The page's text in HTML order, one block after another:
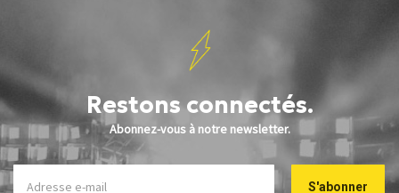
Restons connectés.
Abonnez-vous à notre newsletter.